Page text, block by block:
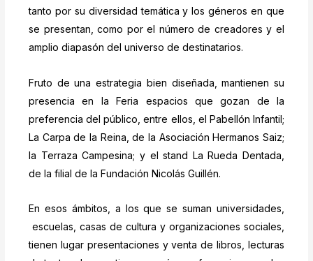
tanto por su diversidad temática y los géneros en que
se presentan, como por el número de creadores y el
amplio diapasón del universo de destinatarios.
Fruto de una estrategia bien diseñada, mantienen su
presencia en la Feria espacios que gozan de la
preferencia del público, entre ellos, el Pabellón Infantil;
La Carpa de la Reina, de la Asociación Hermanos Saiz;
la Terraza Campesina; y el stand La Rueda Dentada,
de la filial de la Fundación Nicolás Guillén.
En esos ámbitos, a los que se suman universidades,
escuelas, casas de cultura y organizaciones sociales,
tienen lugar presentaciones y venta de libros, lecturas